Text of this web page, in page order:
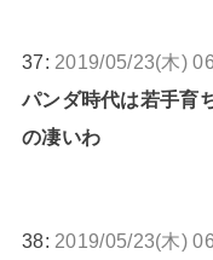
37: 2019/05/23(木)
パンダ時代は若手育
の凄いわ
38: 2019/05/23(木)